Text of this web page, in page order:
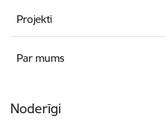
Projekti
Par mums
Noderīgi